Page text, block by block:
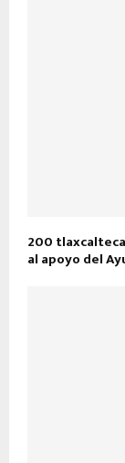
200
al apoyo del